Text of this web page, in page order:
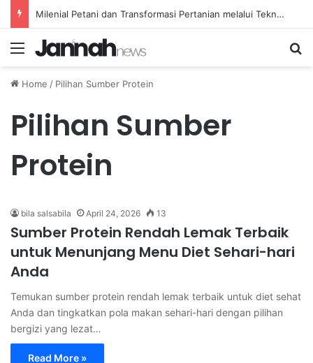
Milenial Petani dan Transformasi Pertanian melalui Teknologi Digital
Menu
Home / Pilihan Sumber Protein
Pilihan Sumber
Protein
bila salsabila April 24, 2026 13
Sumber Protein Rendah Lemak Terbaik
untuk Menunjang Menu Diet Sehari-hari
Anda
Temukan sumber protein rendah lemak terbaik untuk diet sehat
Anda dan tingkatkan pola makan sehari-hari dengan pilihan
bergizi yang lezat…
Read More »